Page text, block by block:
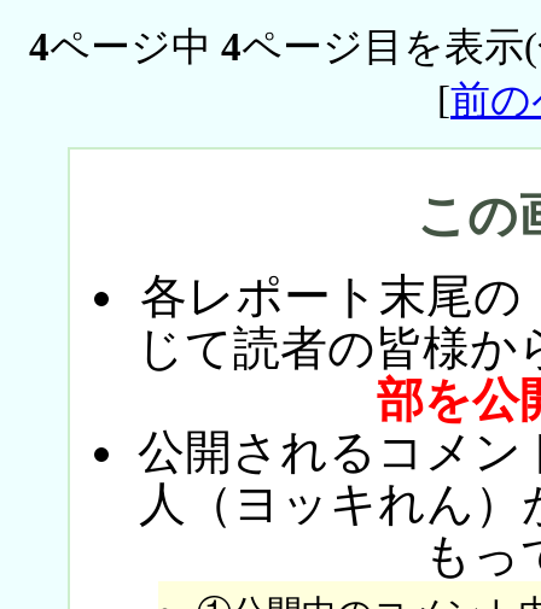
4ページ中 4ページ目を表示
[前
この
各レポート末尾の
じて読者の皆様か
部を公
公開されるコメン
人（ヨッキれん
もっ